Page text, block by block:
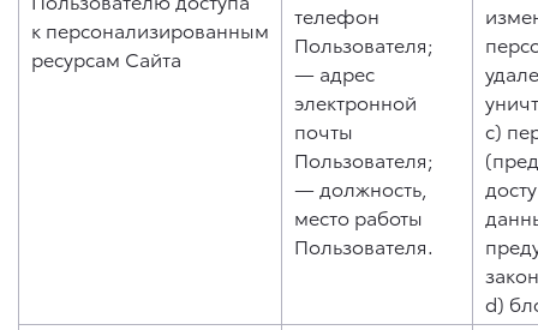
к персонализированным
ресурсам Сайта
телефон
Пользователя;
— адрес
электронной
почты
Пользователя;
— должность,
место работы
Пользователя.
c)
d)